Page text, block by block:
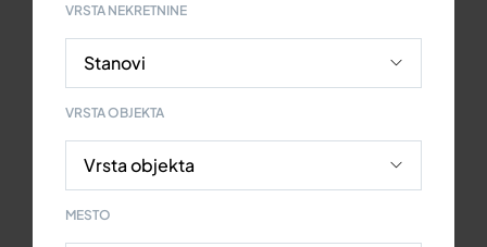
VRSTA NEKRETNINE
VRSTA OBJEKTA
MESTO